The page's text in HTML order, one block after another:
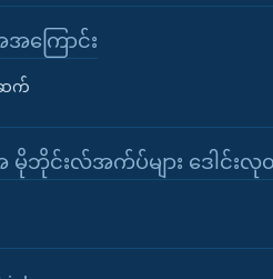
ကြောင်း
ဆက်
မိုဘိုင်းလ်အက်ပ်များ ဒေါင်း